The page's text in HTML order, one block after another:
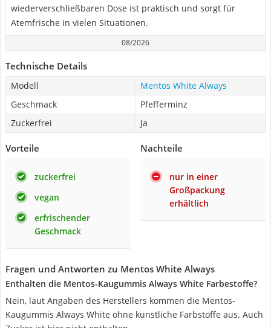
wiederverschließbaren Dose ist praktisch und sorgt für
Atemfrische in vielen Situationen.
08/2026
Technische Details
Modell
Mentos White Always
Geschmack
Pfefferminz
Zuckerfrei
Ja
Vorteile
zuckerfrei
vegan
erfrischender
Geschmack
Nachteile
nur in einer
Großpackung
erhältlich
Fragen und Antworten zu Mentos White Always
Enthalten die Mentos-Kaugummis Always White Farbestoffe?
Nein, laut Angaben des Herstellers kommen die Mentos-
Kaugummis Always White ohne künstliche Farbstoffe aus. Auch